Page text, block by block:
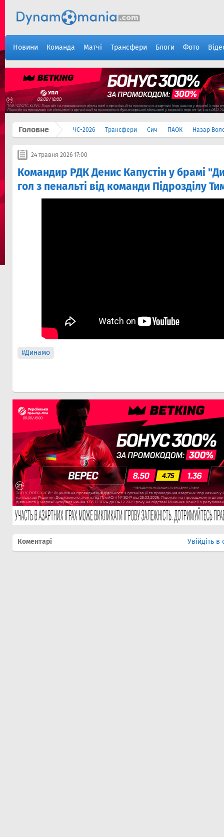
Новини Команда Матчі Трансфери Блоги Фото
Головне ЧС-2026 Трансфери Сич ПАОК Назар
24 травня 2026 17:00
Командир РДК Денис Капустін у брамі
гол з пенальті від команди Підрозділу
#Динамо
Коментарі Увійдіть в